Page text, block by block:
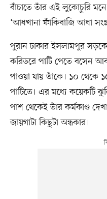
বাঁচাতে তাঁর এই লুকোচুরি
‘আধখানা ফাঁকিবাজি আধা
পুরান ঢাকার ইসলামপুর সড়কে
করিডরে পাটি পেতে বসেন
পাওয়া যায় তাঁকে। ১০ থেকে
পাটিতে। এর মধ্যে কয়েকটি
পাশ থেকেই তাঁর কর্মকাণ্ড
জায়গাটা কিছুটা অন্ধকার।